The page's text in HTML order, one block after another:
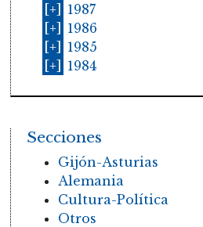
[+] 1987
[+] 1986
[+] 1985
[+] 1984
Secciones
Gijón-Asturias
Alemania
Cultura-Política
Otros